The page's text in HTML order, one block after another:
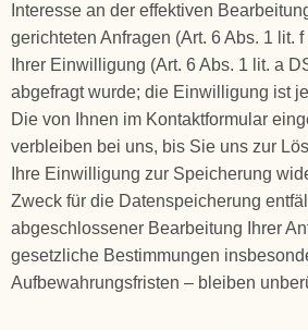
Interesse an der effektiven
gerichteten Anfragen (Art. 6 Abs. 1 lit.
Ihrer Einwilligung (Art. 6 Abs. 1 lit. a
abgefragt wurde; die Einwilligung ist
Die von Ihnen im Kontaktformular
verbleiben bei uns, bis Sie uns zur
Ihre Einwilligung zur Speicherung
Zweck für die Datenspeicherung
abgeschlossener Bearbeitung Ihrer
gesetzliche Bestimmungen
Aufbewahrungsfristen – bleiben